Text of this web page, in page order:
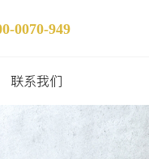
0070-949
联系我们